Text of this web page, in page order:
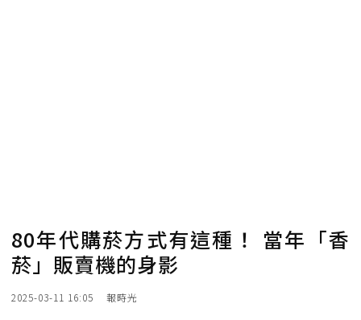
80年代購菸方式有這種！ 當年「香
菸」販賣機的身影
2025-03-11 16:05 報時光